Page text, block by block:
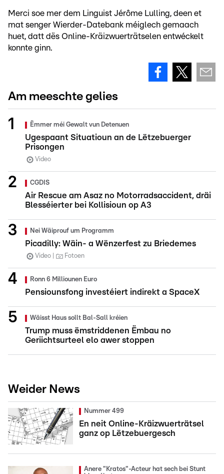
Merci soe mer dem Linguist Jérôme Lulling, deen et
mat senger Wierder-Datebank méiglech gemaach
huet, datt dës Online-Kräizwuerträtselen entwéckelt
konnte ginn.
Am meeschte gelies
Ëmmer méi Gewalt vun Detenuen
Ugespaant Situatioun an de Lëtzebuerger
Prisongen
Video
CGDIS
Air Rescue am Asaz no Motorradsaccident, dräi
Blesséierter bei Kollisioun op A3
Nei Wäiprouf um Programm
Picadilly: Wäin- a Wënzerfest zu Briedemes
Video Fotoen
Ronn 6 Milliounen Euro
Pensiounsfong investéiert indirekt a SpaceX
Wäisst Haus sollt Bal-Sall kréien
Trump muss ëmstriddenen Ëmbau no
Geriichtsurteel elo awer stoppen
Weider News
Nummer 499
En neit Online-Kräizwuerträtsel
ganz op Lëtzebuergesch
Anere "Kratos"-Acteur hat sech bei Stunt